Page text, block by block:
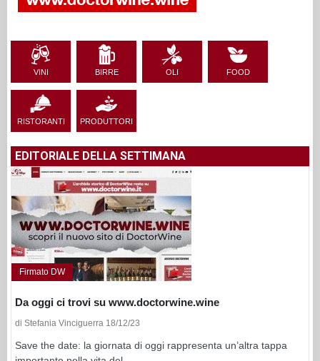
VINI BIRRE OLI FOOD
RISTORANTI PRODUTTORI
EDITORIALE DELLA SETTIMANA
Firmato DW
Da oggi ci trovi su www.doctorwine.wine
di Stefania Vinciguerra 18/12/23
Save the date: la giornata di oggi rappresenta un’altra tappa